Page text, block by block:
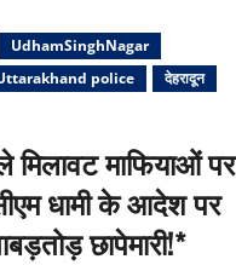
UdhamSinghNagar
police
देहरादून
मिलावट माफियाओं पर
धामी के आदेश पर
छापेमारी!*